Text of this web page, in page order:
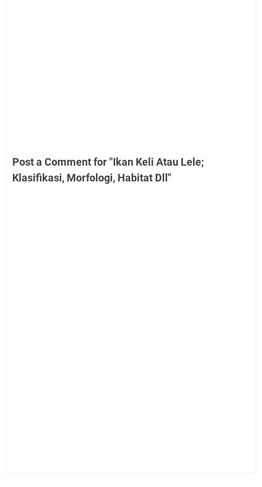
Post a Comment for "Ikan Keli Atau Lele;
Klasifikasi, Morfologi, Habitat Dll"